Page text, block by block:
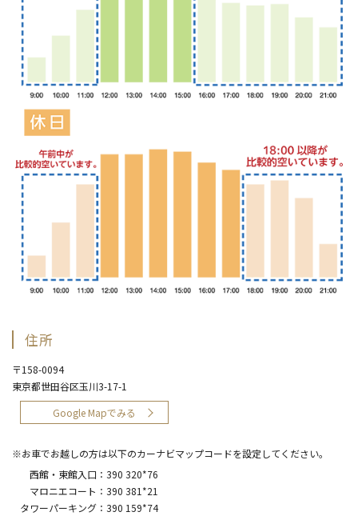
住所
〒158-0094
東京都世田谷区玉川3-17-1
Google Mapでみる
※お車でお越しの方は以下のカーナビマップコードを設定してください。
西館・東館入口： 390 320*76
マロニエコート： 390 381*21
タワーパーキング： 390 159*74